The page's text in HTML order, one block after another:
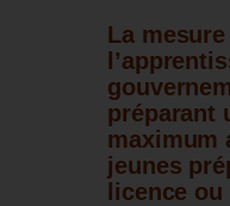
La
préparant
maximum
jeunes
licence